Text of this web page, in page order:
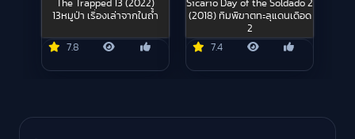
The Trapped 13 (2022)
13หมูป่า เรื่องเล่าจากในถ้ำ
7.8
Sicario Day of the Soldado 2
(2018) ทีมพิฆาตทะลุแดนเดือด
2
7.4